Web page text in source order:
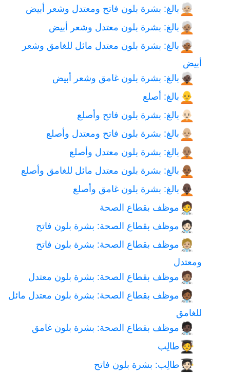
🧑🏼‍🦳 بالغ: بشرة بلون فاتح ومعتدل وشعر أبيض
🧑🏽‍🦳 بالغ: بشرة بلون معتدل وشعر أبيض
🧑🏾‍🦳 بالغ: بشرة بلون معتدل مائل للغامق وشعر
أبيض
🧑🏿‍🦳 بالغ: بشرة بلون غامق وشعر أبيض
🧑‍🦲 بالغ: أصلع
🧑🏻‍🦲 بالغ: بشرة بلون فاتح وأصلع
🧑🏼‍🦲 بالغ: بشرة بلون فاتح ومعتدل وأصلع
🧑🏽‍🦲 بالغ: بشرة بلون معتدل وأصلع
🧑🏾‍🦲 بالغ: بشرة بلون معتدل مائل للغامق وأصلع
🧑🏿‍🦲 بالغ: بشرة بلون غامق وأصلع
🧑‍⚕️ موظف بقطاع الصحة
🧑🏻‍⚕️ موظف بقطاع الصحة: بشرة بلون فاتح
🧑🏼‍⚕️ موظف بقطاع الصحة: بشرة بلون فاتح
ومعتدل
🧑🏽‍⚕️ موظف بقطاع الصحة: بشرة بلون معتدل
🧑🏾‍⚕️ موظف بقطاع الصحة: بشرة بلون معتدل مائل
للغامق
🧑🏿‍⚕️ موظف بقطاع الصحة: بشرة بلون غامق
🧑‍🎓 طالِب
🧑🏻‍🎓 طالِب: بشرة بلون فاتح